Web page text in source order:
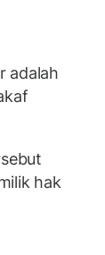
adalah
hak